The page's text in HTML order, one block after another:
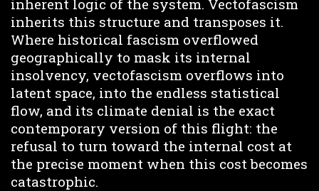
inherent logic of the system. Vectofascism
inherits this structure and transposes it.
Where historical fascism overflowed
geographically to mask its internal
insolvency, vectofascism overflows into
latent space, into the endless statistical
flow, and its climate denial is the exact
contemporary version of this flight: the
refusal to turn toward the internal cost at
the precise moment when this cost becomes
catastrophic.